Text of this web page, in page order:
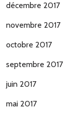
décembre 2017
novembre 2017
octobre 2017
septembre 2017
juin 2017
mai 2017